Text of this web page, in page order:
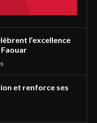
l’excellence
Faouar
et renforce ses